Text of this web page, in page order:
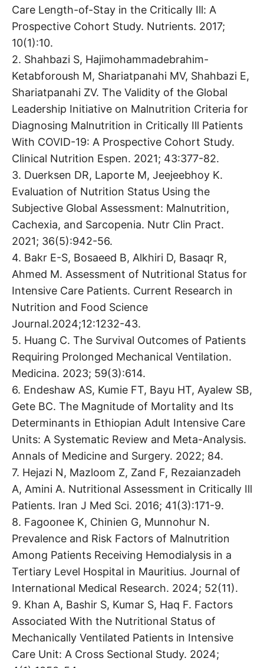
Care Length-of-Stay in the Critically Ill: A
Prospective Cohort Study. Nutrients. 2017;
10(1):10.
2. Shahbazi S, Hajimohammadebrahim-
Ketabforoush M, Shariatpanahi MV, Shahbazi E,
Shariatpanahi ZV. The Validity of the Global
Leadership Initiative on Malnutrition Criteria for
Diagnosing Malnutrition in Critically Ill Patients
With COVID-19: A Prospective Cohort Study.
Clinical Nutrition Espen. 2021; 43:377-82.
3. Duerksen DR, Laporte M, Jeejeebhoy K.
Evaluation of Nutrition Status Using the
Subjective Global Assessment: Malnutrition,
Cachexia, and Sarcopenia. Nutr Clin Pract.
2021; 36(5):942-56.
4. Bakr E-S, Bosaeed B, Alkhiri D, Basaqr R,
Ahmed M. Assessment of Nutritional Status for
Intensive Care Patients. Current Research in
Nutrition and Food Science
Journal.2024;12:1232-43.
5. Huang C. The Survival Outcomes of Patients
Requiring Prolonged Mechanical Ventilation.
Medicina. 2023; 59(3):614.
6. Endeshaw AS, Kumie FT, Bayu HT, Ayalew SB,
Gete BC. The Magnitude of Mortality and Its
Determinants in Ethiopian Adult Intensive Care
Units: A Systematic Review and Meta-Analysis.
Annals of Medicine and Surgery. 2022; 84.
7. Hejazi N, Mazloom Z, Zand F, Rezaianzadeh
A, Amini A. Nutritional Assessment in Critically Ill
Patients. Iran J Med Sci. 2016; 41(3):171-9.
8. Fagoonee K, Chinien G, Munnohur N.
Prevalence and Risk Factors of Malnutrition
Among Patients Receiving Hemodialysis in a
Tertiary Level Hospital in Mauritius. Journal of
International Medical Research. 2024; 52(11).
9. Khan A, Bashir S, Kumar S, Haq F. Factors
Associated With the Nutritional Status of
Mechanically Ventilated Patients in Intensive
Care Unit: A Cross Sectional Study. 2024;